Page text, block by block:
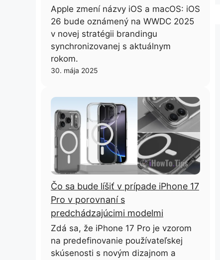
Apple zmení názvy iOS a macOS: iOS
26 bude oznámený na WWDC 2025
v novej stratégii brandingu
synchronizovanej s aktuálnym
rokom.
30. mája 2025
Čo sa bude líšiť v prípade iPhone 17
Pro v porovnaní s
predchádzajúcimi modelmi
Zdá sa, že iPhone 17 Pro je vzorom
na predefinovanie používateľskej
skúsenosti s novým dizajnom a